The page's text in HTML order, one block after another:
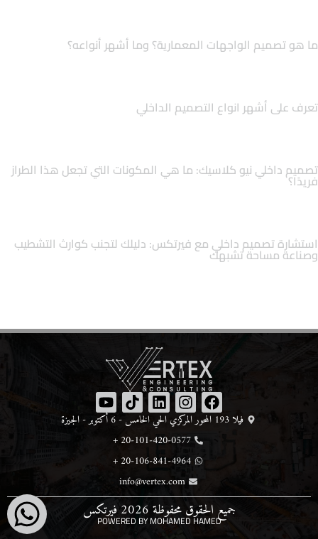
ما هو تصميم الواجهات المعمارية؟ وما أشهر أنواعه؟
تعرف على أشهر انواع التصميم الداخلي
تصميم داخلي نيو كلاسيك: ما هي المكونات التي تجعل هذا الطراز
فريدًا؟
استشارة تصميم داخلي مع فيرتكس: دليلك لتجنب كوارث التشطيب
وصناعة مساحة تشبهك
فيلا 193 المحور المركزي الحي الخامس - 6 أكتوبر - الجيزة
20-101-420-0577 +
20-106-841-4964 +
info@vertex.com
جميع الحقوق محفوظة 2026 فيرتكس POWERED BYMOHAMED HAMED